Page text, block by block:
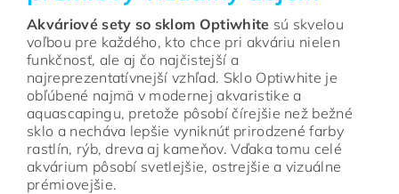
Akváriové sety so sklom Optiwhite sú skvelou
voľbou pre každého, kto chce pri akváriu nielen
funkčnosť, ale aj čo najčistejší a
najreprezentatívnejší vzhľad. Sklo Optiwhite je
obľúbené najmä v modernej akvaristike a
aquascapingu, pretože pôsobí čírejšie než bežné
sklo a necháva lepšie vyniknúť prirodzené farby
rastlín, rýb, dreva aj kameňov. Vďaka tomu celé
akvárium pôsobí svetlejšie, ostrejšie a vizuálne
prémiovejšie.